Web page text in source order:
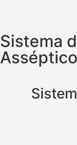
Sistema
Asséptico